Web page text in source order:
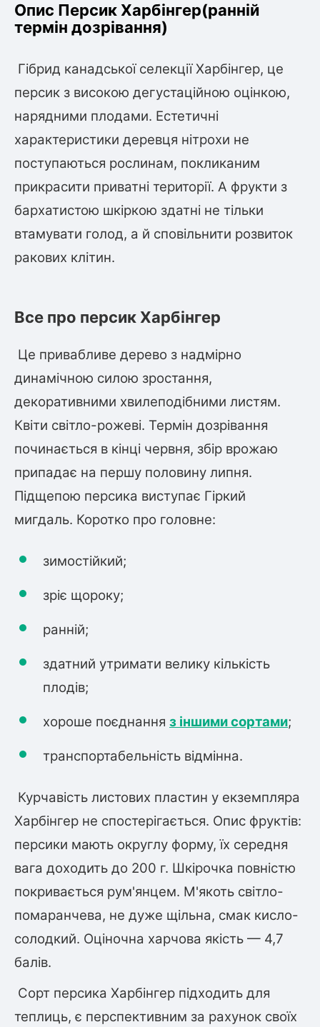
Опис Персик Харбінгер(ранній
термін дозрівання)
Гібрид канадської селекції Харбінгер, це
персик з високою дегустаційною оцінкою,
нарядними плодами. Естетичні
характеристики деревця нітрохи не
поступаються рослинам, покликаним
прикрасити приватні території. А фрукти з
бархатистою шкіркою здатні не тільки
втамувати голод, а й сповільнити розвиток
ракових клітин.
Все про персик Харбінгер
Це привабливе дерево з надмірно
динамічною силою зростання,
декоративними хвилеподібними листям.
Квіти світло-рожеві. Термін дозрівання
починається в кінці червня, збір врожаю
припадає на першу половину липня.
Підщепою персика виступає Гіркий
мигдаль. Коротко про головне:
зимостійкий;
зріє щороку;
ранній;
здатний утримати велику кількість
плодів;
хороше поєднання з іншими сортами;
транспортабельність відмінна.
Курчавість листових пластин у екземпляра
Харбінгер не спостерігається. Опис фруктів:
персики мають округлу форму, їх середня
вага доходить до 200 г. Шкірочка повністю
покривається рум'янцем. М'якоть світло-
помаранчева, не дуже щільна, смак кисло-
солодкий. Оціночна харчова якість — 4,7
балів.
Сорт персика Харбінгер підходить для
теплиць, є перспективним за рахунок своїх